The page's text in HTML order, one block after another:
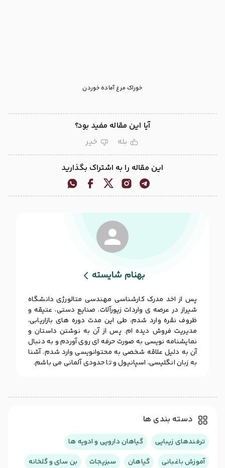
خوراک مرغ آماده خوردن
آیا این مقاله مفید بود؟
بله
خیر
این مقاله را به اشتراک بگذارید
بهنام شایسته
پس از اخد مدرک کارشناسی مهندسی متالورژی دانشگاه
شیراز در عرصه ی واردات زیورآلات، صنایع دستی، عتیقه و
ظروف نقره وارد شدم، طی این مدت دوره های بازاریابی،
مدیریت فروش دیده ام. پس از آن به نوشتن داستان و
نمایشنامه نویسی به صورت حرفه ای روی آوردم و به دنبال
آن به دلیل علاقه شخصی به محتوانویسی وارد شدم. آشنا
به زبان انگلیسی، اسپانیول و تا حدودی آلمانی می باشم.
دسته بندی ها
ترفندهای زیبایی
گیاهان دارویی و ادویه ها
آموزش باغبانی
گیاهان سبزیجات
بن سای و گلخانه